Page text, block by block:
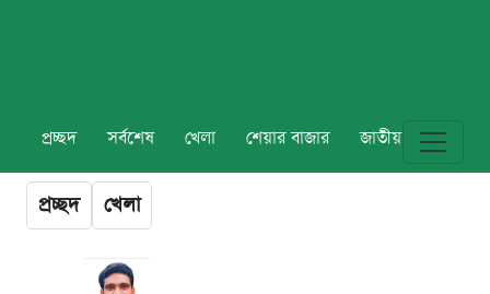
প্রচ্ছদ সর্বশেষ খেলা শেয়ার বাজার জাতীয় বিশ্ব
প্রচ্ছদ খেলা